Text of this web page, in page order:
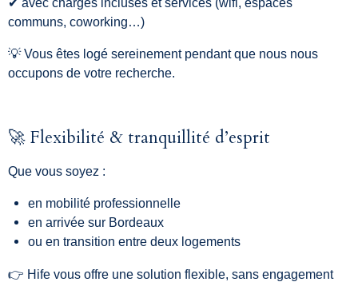
communs, coworking…)
💡 Vous êtes logé sereinement pendant que nous nous
occupons de votre recherche.
🚀 Flexibilité & tranquillité d’esprit
Que vous soyez :
en mobilité professionnelle
en arrivée sur Bordeaux
ou en transition entre deux logements
👉 Hife vous offre une solution flexible, sans engagement